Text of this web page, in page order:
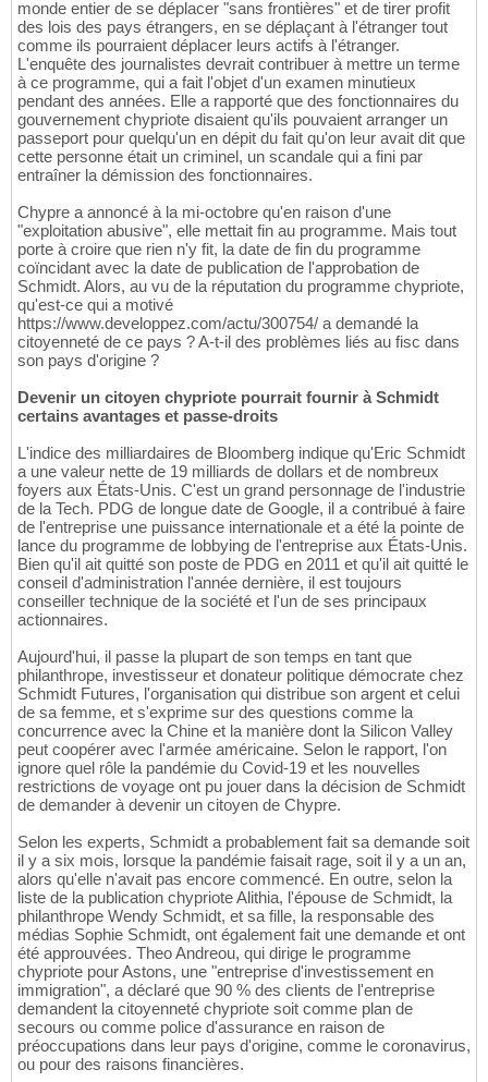
monde entier de se déplacer "sans frontières" et de tirer profit
des lois des pays étrangers, en se déplaçant à l'étranger tout
comme ils pourraient déplacer leurs actifs à l'étranger.
L'enquête des journalistes devrait contribuer à mettre un terme
à ce programme, qui a fait l'objet d'un examen minutieux
pendant des années. Elle a rapporté que des fonctionnaires du
gouvernement chypriote disaient qu'ils pouvaient arranger un
passeport pour quelqu'un en dépit du fait qu'on leur avait dit que
cette personne était un criminel, un scandale qui a fini par
entraîner la démission des fonctionnaires.
Chypre a annoncé à la mi-octobre qu'en raison d'une
"exploitation abusive", elle mettait fin au programme. Mais tout
porte à croire que rien n'y fit, la date de fin du programme
coïncidant avec la date de publication de l'approbation de
Schmidt. Alors, au vu de la réputation du programme chypriote,
qu'est-ce qui a motivé
https://www.developpez.com/actu/300754/ a demandé la
citoyenneté de ce pays ? A-t-il des problèmes liés au fisc dans
son pays d'origine ?
Devenir un citoyen chypriote pourrait fournir à Schmidt
certains avantages et passe-droits
L'indice des milliardaires de Bloomberg indique qu'Eric Schmidt
a une valeur nette de 19 milliards de dollars et de nombreux
foyers aux États-Unis. C'est un grand personnage de l'industrie
de la Tech. PDG de longue date de Google, il a contribué à faire
de l'entreprise une puissance internationale et a été la pointe de
lance du programme de lobbying de l'entreprise aux États-Unis.
Bien qu'il ait quitté son poste de PDG en 2011 et qu'il ait quitté le
conseil d'administration l'année dernière, il est toujours
conseiller technique de la société et l'un de ses principaux
actionnaires.
Aujourd'hui, il passe la plupart de son temps en tant que
philanthrope, investisseur et donateur politique démocrate chez
Schmidt Futures, l'organisation qui distribue son argent et celui
de sa femme, et s'exprime sur des questions comme la
concurrence avec la Chine et la manière dont la Silicon Valley
peut coopérer avec l'armée américaine. Selon le rapport, l'on
ignore quel rôle la pandémie du Covid-19 et les nouvelles
restrictions de voyage ont pu jouer dans la décision de Schmidt
de demander à devenir un citoyen de Chypre.
Selon les experts, Schmidt a probablement fait sa demande soit
il y a six mois, lorsque la pandémie faisait rage, soit il y a un an,
alors qu'elle n'avait pas encore commencé. En outre, selon la
liste de la publication chypriote Alithia, l'épouse de Schmidt, la
philanthrope Wendy Schmidt, et sa fille, la responsable des
médias Sophie Schmidt, ont également fait une demande et ont
été approuvées. Theo Andreou, qui dirige le programme
chypriote pour Astons, une "entreprise d'investissement en
immigration", a déclaré que 90 % des clients de l'entreprise
demandent la citoyenneté chypriote soit comme plan de
secours ou comme police d'assurance en raison de
préoccupations dans leur pays d'origine, comme le coronavirus,
ou pour des raisons financières.